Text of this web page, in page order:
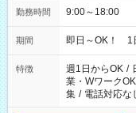
勤務時間 9:00～18:00
期間 即日～OK！ 1
特徴 週1日からOK /
業・WワークOK
集 / 電話対応な